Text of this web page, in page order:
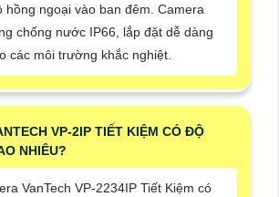
hồng ngoại vào ban đêm. Camera
chống nước IP66, lắp đặt dễ dàng
các môi trường khắc nghiệt.
VP-2IP TIẾT KIỆM CÓ ĐỘ
NHIÊU?
VanTech VP-2234IP Tiết Kiệm có